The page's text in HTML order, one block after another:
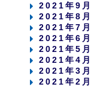
2021年9月
2021年8月
2021年7月
2021年6月
2021年5月
2021年4月
2021年3月
2021年2月